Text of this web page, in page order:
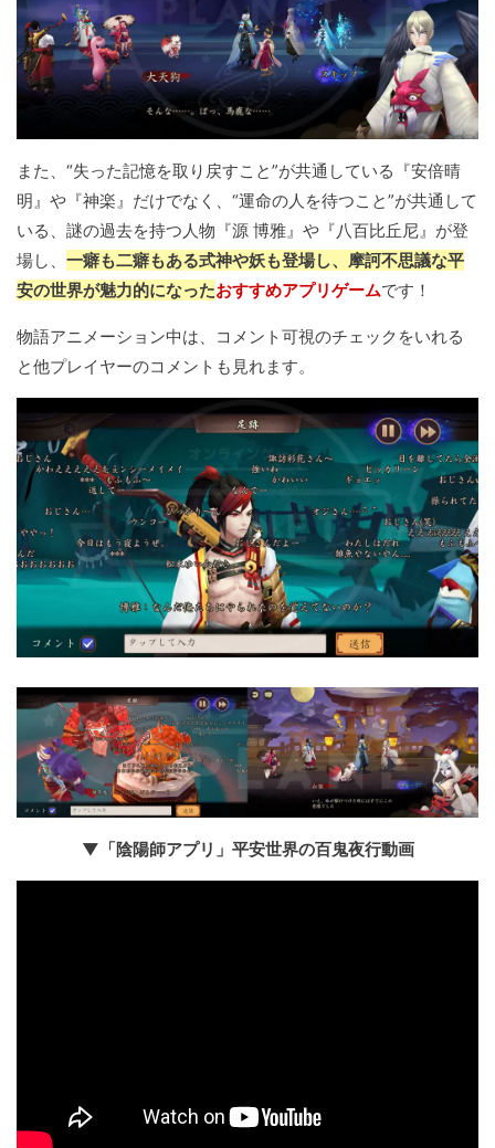
また、“失った記憶を取り戻すこと”が共通している『安倍晴
明』や『神楽』だけでなく、“運命の人を待つこと”が共通して
いる、謎の過去を持つ人物『源 博雅』や『八百比丘尼』が登
場し、 一癖も二癖もある式神や妖も登場し、摩訶不思議な平
安の世界が魅力的になったおすすめアプリゲームです！
物語アニメーション中は、コメント可視のチェックをいれる
と他プレイヤーのコメントも見れます。
▼「陰陽師アプリ」平安世界の百鬼夜行動画